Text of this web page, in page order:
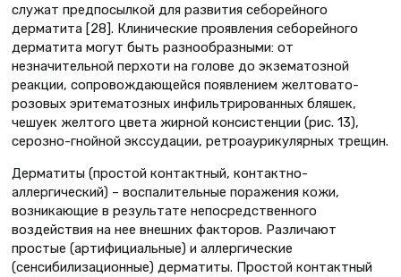
служат предпосылкой для развития себорейного
дерматита [28]. Клинические проявления себорейного
дерматита могут быть разнообразными: от
незначительной перхоти на голове до экзематозной
реакции, сопровождающейся появлением желтовато-
розовых эритематозных инфильтрированных бляшек,
чешуек желтого цвета жирной консистенции (рис. 13),
серозно-гнойной экссудации, ретроаурикулярных трещин.
Дерматиты (простой контактный, контактно-
аллергический) – воспалительные поражения кожи,
возникающие в результате непосредственного
воздействия на нее внешних факторов. Различают
простые (артифициальные) и аллергические
(сенсибилизационные) дерматиты. Простой контактный